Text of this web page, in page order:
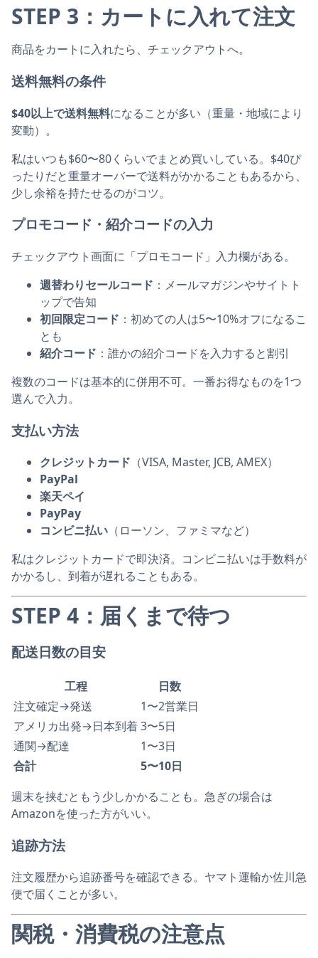
STEP 3：カートに入れて注文
商品をカートに入れたら、チェックアウトへ。
送料無料の条件
$40以上で送料無料になることが多い（重量・地域により
変動）。
私はいつも$60〜80くらいでまとめ買いしている。$40ぴ
ったりだと重量オーバーで送料がかかることもあるから、
少し余裕を持たせるのがコツ。
プロモコード・紹介コードの入力
チェックアウト画面に「プロモコード」入力欄がある。
週替わりセールコード ：メールマガジンやサイトト
ップで告知
初回限定コード ：初めての人は5〜10%オフになるこ
とも
紹介コード ：誰かの紹介コードを入力すると割引
複数のコードは基本的に併用不可。一番お得なものを1つ
選んで入力。
支払い方法
クレジットカード （VISA, Master, JCB, AMEX）
PayPal
楽天ペイ
PayPay
コンビニ払い （ローソン、ファミマなど）
私はクレジットカードで即決済。コンビニ払いは手数料が
かかるし、到着が遅れることもある。
STEP 4：届くまで待つ
配送日数の目安
工程
日数
注文確定→発送
1〜2営業日
アメリカ出発→日本到着3〜5日
通関→配達
1〜3日
合計
5〜10日
週末を挟むともう少しかかることも。急ぎの場合は
Amazonを使った方がいい。
追跡方法
注文履歴から追跡番号を確認できる。ヤマト運輸か佐川急
便で届くことが多い。
関税・消費税の注意点